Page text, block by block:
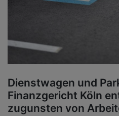
Dienstwagen und
Finanzgericht Köln
zugunsten von